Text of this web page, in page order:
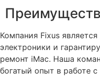
Компания Fixus
электроники и
ремонт iMac. Наша
богатый опыт в работе